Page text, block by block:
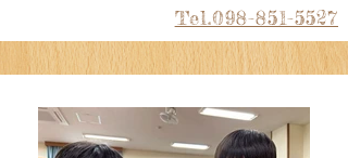
Tel.098-851-5527